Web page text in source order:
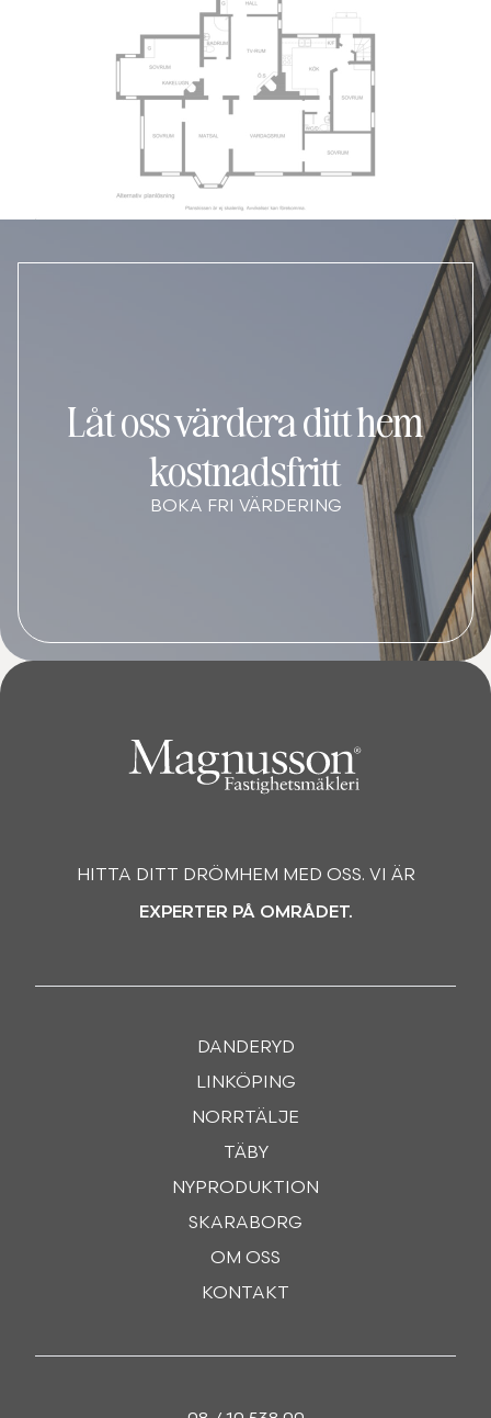
Låt oss värdera ditt hem
kostnadsfritt
BOKA FRI VÄRDERING
HITTA DITT DRÖMHEM MED OSS. VI ÄR
EXPERTER PÅ OMRÅDET.
DANDERYD
LINKÖPING
NORRTÄLJE
TÄBY
NYPRODUKTION
SKARABORG
OM OSS
KONTAKT